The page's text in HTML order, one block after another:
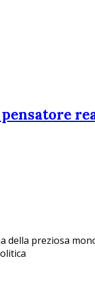
della preziosa